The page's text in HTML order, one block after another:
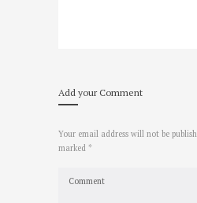
Add your Comment
Your email address will not be
marked *